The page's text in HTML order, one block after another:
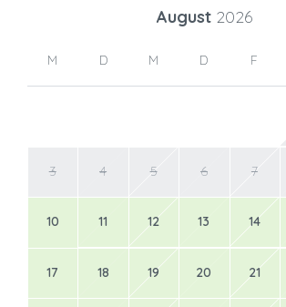
August 2026
M D M D F
3 4 5 6 7
10 11 12 13 14
17 18 19 20 21